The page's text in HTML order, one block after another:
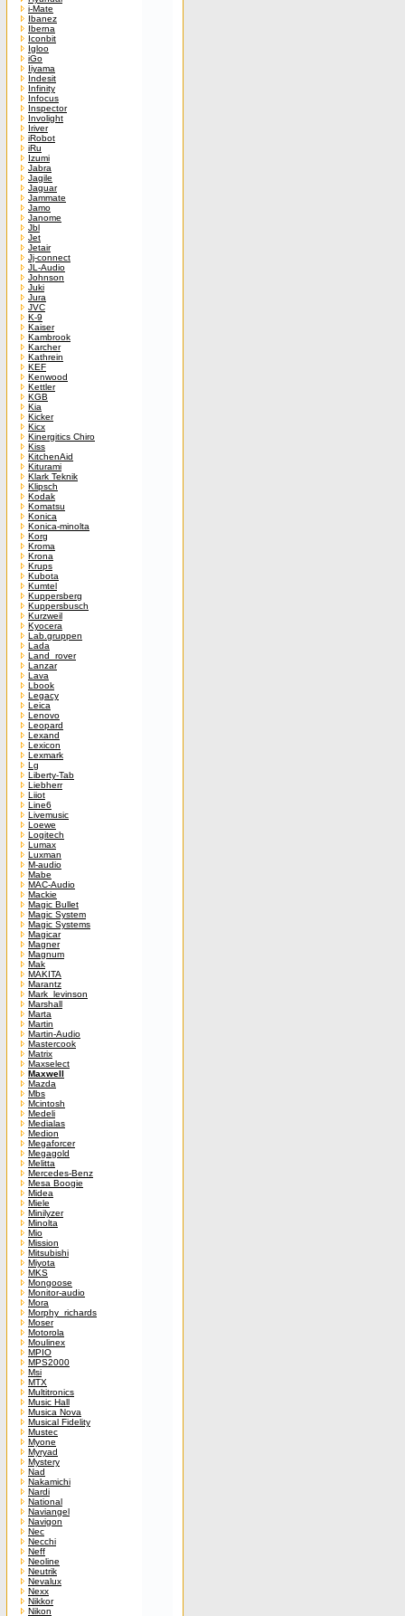
i-Mate
Ibanez
Iberna
Iconbit
Igloo
iGo
Iiyama
Indesit
Infinity
Infocus
Inspector
Involight
Iriver
iRobot
iRu
Izumi
Jabra
Jagile
Jaguar
Jammate
Jamo
Janome
Jbl
Jet
Jetair
Jj-connect
JL-Audio
Johnson
Juki
Jura
JVC
K-9
Kaiser
Kambrook
Karcher
Kathrein
KEF
Kenwood
Kettler
KGB
Kia
Kicker
Kicx
Kinergitics Chiro
Kiss
KitchenAid
Kiturami
Klark Teknik
Klipsch
Kodak
Komatsu
Konica
Konica-minolta
Korg
Kroma
Krona
Krups
Kubota
Kumtel
Kuppersberg
Kuppersbusch
Kurzweil
Kyocera
Lab.gruppen
Lada
Land_rover
Lanzar
Lava
Lbook
Legacy
Leica
Lenovo
Leopard
Lexand
Lexicon
Lexmark
Lg
Liberty-Tab
Liebherr
Liiot
Line6
Livemusic
Loewe
Logitech
Lumax
Luxman
M-audio
Mabe
MAC-Audio
Mackie
Magic Bullet
Magic System
Magic Systems
Magicar
Magner
Magnum
Mak
MAKITA
Marantz
Mark_levinson
Marshall
Marta
Martin
Martin-Audio
Mastercook
Matrix
Maxselect
Maxwell
Mazda
Mbs
Mcintosh
Medeli
Medialas
Medion
Megaforcer
Megagold
Melitta
Mercedes-Benz
Mesa Boogie
Midea
Miele
Minilyzer
Minolta
Mio
Mission
Mitsubishi
Miyota
MKS
Mongoose
Monitor-audio
Mora
Morphy_richards
Moser
Motorola
Moulinex
MPIO
MPS2000
Msi
MTX
Multitronics
Music Hall
Musica Nova
Musical Fidelity
Mustec
Myone
Myryad
Mystery
Nad
Nakamichi
Nardi
National
Naviangel
Navigon
Nec
Necchi
Neff
Neoline
Neutrik
Nevalux
Nexx
Nikkor
Nikon